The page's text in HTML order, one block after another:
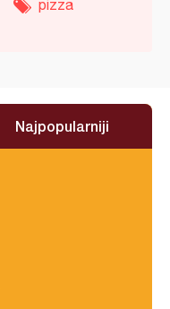
pizza
Najpopularniji